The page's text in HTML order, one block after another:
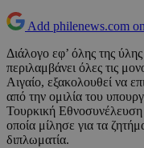
Add philenews.com
Διάλογο εφ’ όλης της
περιλαμβάνει όλες τις
Αιγαίο, εξακολουθεί να
από την ομιλία του
Τουρκική
οποία μίλησε για τα
διπλωματία.